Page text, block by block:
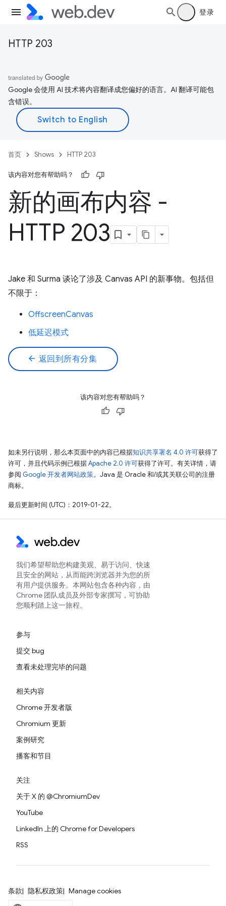
登录
HTTP 203
Google 会使用 AI 技术将内容翻译成您偏好的语言。AI 翻译可能包
含错误。
首页 Shows HTTP 203
该内容对您有帮助吗？
新的画布内容 -
HTTP 203
Jake 和 Surma 谈论了涉及 Canvas API 的新事物。包括但
不限于：
OffscreenCanvas
低延迟模式
arrow_back 返回到所有分集
该内容对您有帮助吗？
如未另行说明，那么本页面中的内容已根据知识共享署名 4.0 许可获得了
许可，并且代码示例已根据Apache 2.0 许可获得了许可。有关详情，请
参阅 Google 开发者网站政策。Java 是 Oracle 和/或其关联公司的注册
商标。
最后更新时间 (UTC)：2019-01-22。
我们希望帮助您构建美观、易于访问、快速
且安全的网站，从而能跨浏览器并为您的所
有用户提供服务。本网站包含各种内容，由
Chrome 团队成员及外部专家撰写，可协助
您顺利踏上这一旅程。
参与
提交 bug
查看未处理完毕的问题
相关内容
Chrome 开发者版
Chromium 更新
案例研究
播客和节目
关注
关于 X 的 @ChromiumDev
YouTube
LinkedIn 上的 Chrome for Developers
RSS
条款 隐私权政策 Manage cookies